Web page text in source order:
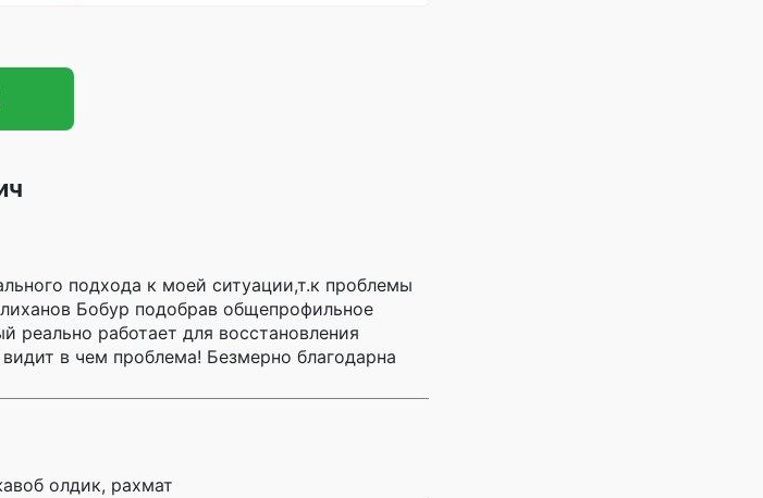
подхода к моей ситуации,т.к проблемы
Бобур подобрав общепрофильное
реально работает для восстановления
в чем проблема! Безмерно благодарна
олдик, рахмат